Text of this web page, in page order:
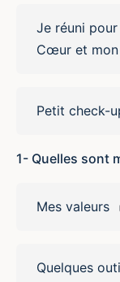
Je réuni pour
Cœur et mon
Petit check-
1- Quelles sont
Mes valeurs
Quelques